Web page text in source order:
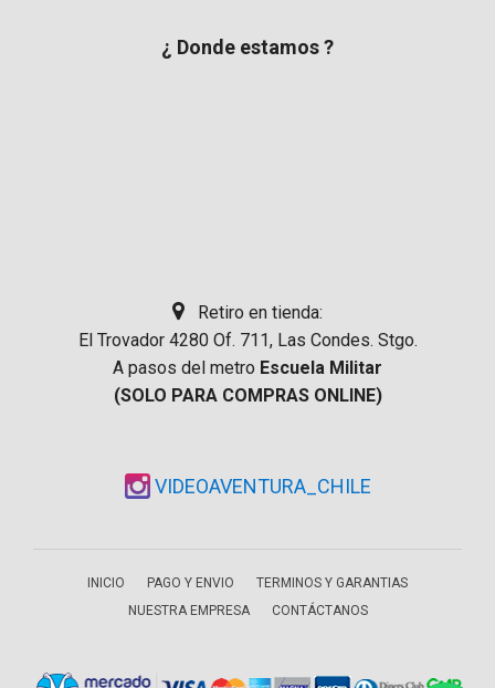
¿ Donde estamos ?
Retiro en tienda:
El Trovador 4280 Of. 711, Las Condes. Stgo.
A pasos del metro Escuela Militar
(SOLO PARA COMPRAS ONLINE)
VIDEOAVENTURA_CHILE
INICIO PAGO Y ENVIO
TERMINOS Y GARANTIAS
NUESTRA EMPRESA
CONTÁCTANOS